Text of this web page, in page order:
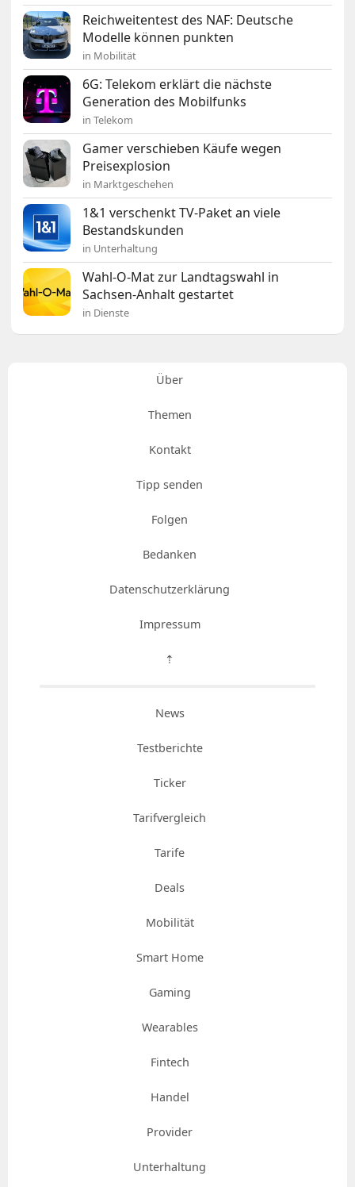
Reichweitentest des NAF: Deutsche
Modelle können punkten
in Mobilität
6G: Telekom erklärt die nächste
Generation des Mobilfunks
in Telekom
Gamer verschieben Käufe wegen
Preisexplosion
in Marktgeschehen
1&1 verschenkt TV-Paket an viele
Bestandskunden
in Unterhaltung
Wahl-O-Mat zur Landtagswahl in
Sachsen-Anhalt gestartet
in Dienste
Über
Themen
Kontakt
Tipp senden
Folgen
Bedanken
Datenschutzerklärung
Impressum
⇡
News
Testberichte
Ticker
Tarifvergleich
Tarife
Deals
Mobilität
Smart Home
Gaming
Wearables
Fintech
Handel
Provider
Unterhaltung